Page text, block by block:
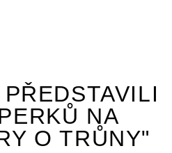
NA
O TRŮNY"